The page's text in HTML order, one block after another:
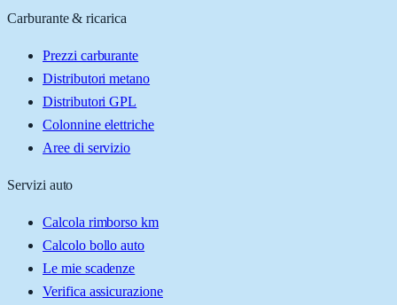
Carburante & ricarica
Prezzi carburante
Distributori metano
Distributori GPL
Colonnine elettriche
Aree di servizio
Servizi auto
Calcola rimborso km
Calcolo bollo auto
Le mie scadenze
Verifica assicurazione